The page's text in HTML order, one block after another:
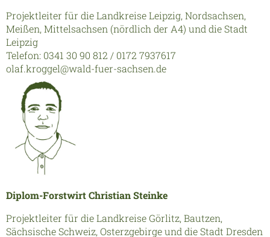
Projektleiter für die Landkreise Leipzig, Nordsachsen,
Meißen, Mittelsachsen (nördlich der A4) und die Stadt
Leipzig
Telefon: 0341 30 90 812 / 0172 7937617
olaf.kroggel@wald-fuer-sachsen.de
Diplom-Forstwirt Christian Steinke
Projektleiter für die Landkreise Görlitz, Bautzen,
Sächsische Schweiz, Osterzgebirge und die Stadt Dresden